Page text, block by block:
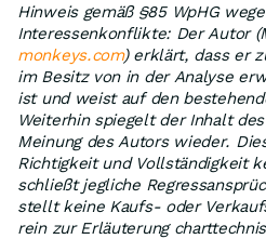
Hinweis gemäß §85 WpHG
Interessenkonflikte: Der Autor
monkeys.com) erklärt, dass er
im Besitz von in der Analyse
ist und weist auf den
Weiterhin spiegelt der Inhalt
Meinung des Autors wieder.
Richtigkeit und Vollständigkeit
schließt jegliche
stellt keine Kaufs- oder
rein zur Erläuterung